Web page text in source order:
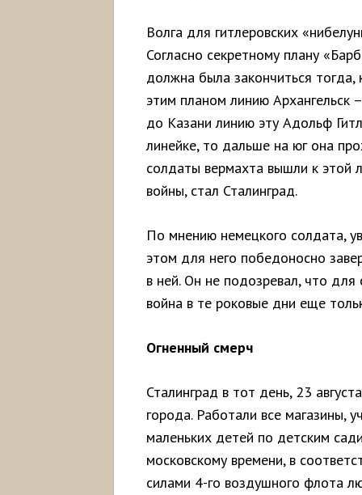
Волга для гитлеровских
Согласно секретному плану
должна была закончиться
этим планом линию Архангельск
до Казани линию эту Адольф
линейке, то дальше на юг она
солдаты вермахта вышли к этой
войны, стал Сталинград.
По мнению немецкого солдата,
этом для него победоносно
в ней. Он не подозревал, что
война в те роковые дни еще
Огненный смерч
Сталинград в тот день, 23
города. Работали все магазины,
маленьких детей по детским
московскому времени, в
силами 4-го воздушного флота